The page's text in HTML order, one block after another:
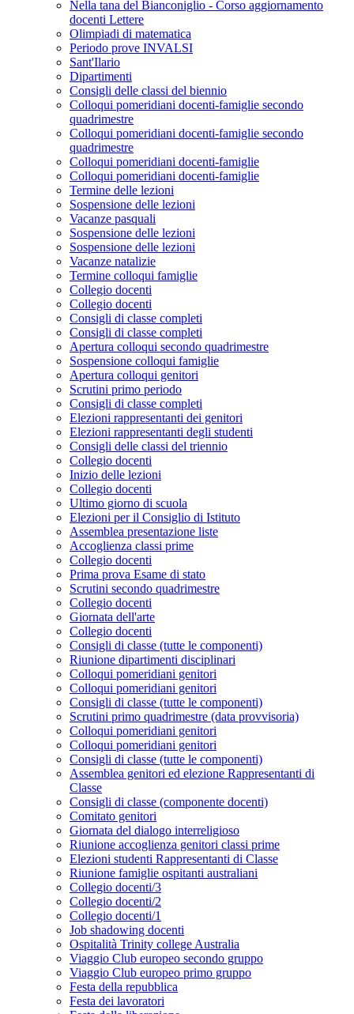
Nella tana del Bianconiglio - Corso aggiornamento
docenti Lettere
Olimpiadi di matematica
Periodo prove INVALSI
Sant'Ilario
Dipartimenti
Consigli delle classi del biennio
Colloqui pomeridiani docenti-famiglie secondo
quadrimestre
Colloqui pomeridiani docenti-famiglie secondo
quadrimestre
Colloqui pomeridiani docenti-famiglie
Colloqui pomeridiani docenti-famiglie
Termine delle lezioni
Sospensione delle lezioni
Vacanze pasquali
Sospensione delle lezioni
Sospensione delle lezioni
Vacanze natalizie
Termine colloqui famiglie
Collegio docenti
Collegio docenti
Consigli di classe completi
Consigli di classe completi
Apertura colloqui secondo quadrimestre
Sospensione colloqui famiglie
Apertura colloqui genitori
Scrutini primo periodo
Consigli di classe completi
Elezioni rappresentanti dei genitori
Elezioni rappresentanti degli studenti
Consigli delle classi del triennio
Collegio docenti
Inizio delle lezioni
Collegio docenti
Ultimo giorno di scuola
Elezioni per il Consiglio di Istituto
Assemblea presentazione liste
Accoglienza classi prime
Collegio docenti
Prima prova Esame di stato
Scrutini secondo quadrimestre
Collegio docenti
Giornata dell'arte
Collegio docenti
Consigli di classe (tutte le componenti)
Riunione dipartimenti disciplinari
Colloqui pomeridiani genitori
Colloqui pomeridiani genitori
Consigli di classe (tutte le componenti)
Scrutini primo quadrimestre (data provvisoria)
Colloqui pomeridiani genitori
Colloqui pomeridiani genitori
Consigli di classe (tutte le componenti)
Assemblea genitori ed elezione Rappresentanti di
Classe
Consigli di classe (componente docenti)
Comitato genitori
Giornata del dialogo interreligioso
Riunione accoglienza genitori classi prime
Elezioni studenti Rappresentanti di Classe
Riunione famiglie ospitanti australiani
Collegio docenti/3
Collegio docenti/2
Collegio docenti/1
Job shadowing docenti
Ospitalità Trinity college Australia
Viaggio Club europeo secondo gruppo
Viaggio Club europeo primo gruppo
Festa della repubblica
Festa dei lavoratori